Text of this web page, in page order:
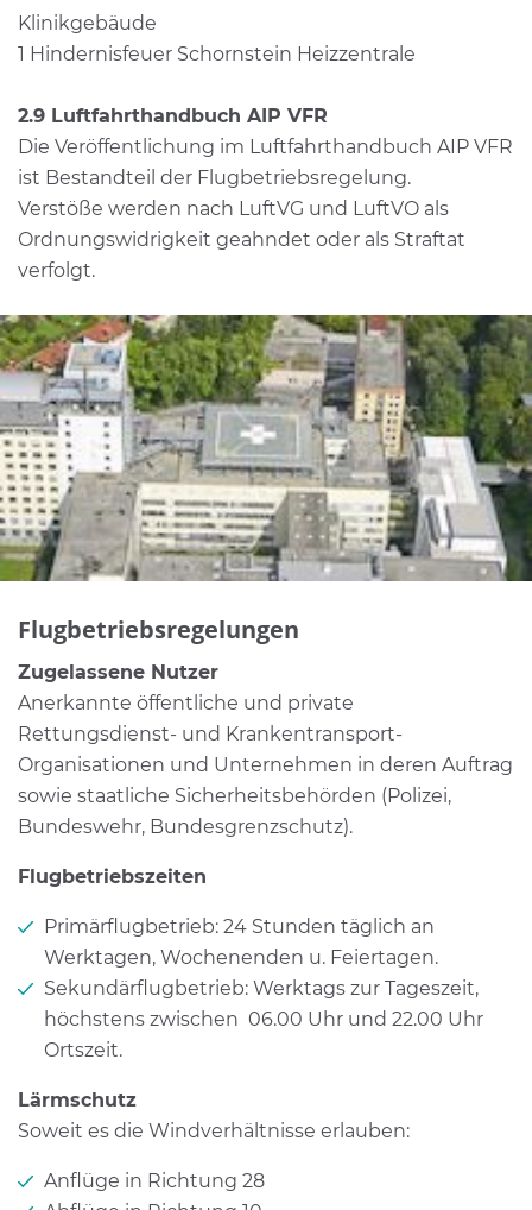
Klinikgebäude
1 Hindernisfeuer Schornstein Heizzentrale
2.9 Luftfahrthandbuch AIP VFR
Die Veröffentlichung im Luftfahrthandbuch AIP VFR
ist Bestandteil der Flugbetriebsregelung.
Verstöße werden nach LuftVG und LuftVO als
Ordnungswidrigkeit geahndet oder als Straftat
verfolgt.
Flugbetriebsregelungen
Zugelassene Nutzer
Anerkannte öffentliche und private
Rettungsdienst- und Krankentransport-
Organisationen und Unternehmen in deren Auftrag
sowie staatliche Sicherheitsbehörden (Polizei,
Bundeswehr, Bundesgrenzschutz).
Flugbetriebszeiten
Primärflugbetrieb: 24 Stunden täglich an
Werktagen, Wochenenden u. Feiertagen.
Sekundärflugbetrieb: Werktags zur Tageszeit,
höchstens zwischen 06.00 Uhr und 22.00 Uhr
Ortszeit.
Lärmschutz
Soweit es die Windverhältnisse erlauben:
Anflüge in Richtung 28